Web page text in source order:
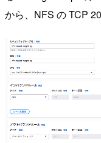
から、NFS の TCP